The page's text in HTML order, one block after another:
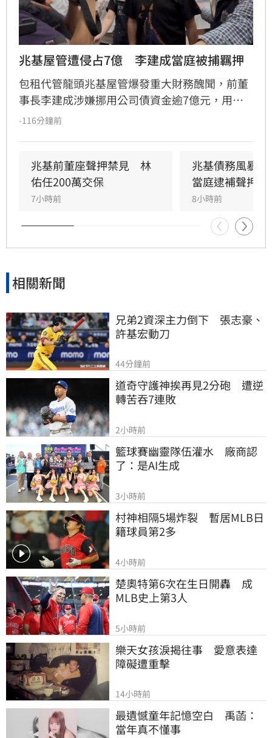
兆基屋管遭侵占7億　李建成當庭被捕羈押
包租代管龍頭兆基屋管爆發重大財務醜聞，前董
事長李建成涉嫌挪用公司債資金逾7億元，用於
個人私用及支付前妻生活費，遭檢方依背信、侵
-116分鐘前
兆基前董座聲押禁見　林
佑任200萬交保
7小時前
兆基債務風暴
當庭逮補聲押禁
8小時前
相關新聞
兄弟2資深主力倒下　張志豪、
許基宏動刀
44分鐘前
道奇守護神挨再見2分砲　遭逆
轉苦吞7連敗
2小時前
籃球賽幽靈隊伍灌水　廠商認
了：是AI生成
3小時前
村神相隔5場炸裂　暫居MLB日
籍球員第2多
4小時前
楚奧特第6次在生日開轟　成
MLB史上第3人
5小時前
樂天女孩淚揭往事　愛意表達
障礙遭重擊
14小時前
最遺憾童年記憶空白　禹菡：
當年真不懂事